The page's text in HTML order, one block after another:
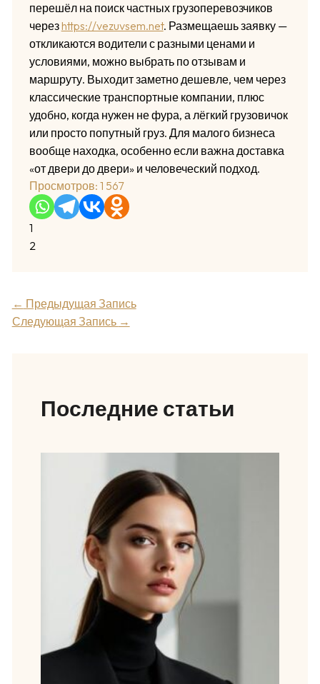
перешёл на поиск частных грузоперевозчиков
черезhttps://vezuvsem.net. Размещаешь заявку —
откликаются водители с разными ценами и
условиями, можно выбрать по отзывам и
маршруту. Выходит заметно дешевле, чем через
классические транспортные компании, плюс
удобно, когда нужен не фура, а лёгкий грузовичок
или просто попутный груз. Для малого бизнеса
вообще находка, особенно если важна доставка
«от двери до двери» и человеческий подход.
Просмотров: 1 567
1
2
← Предыдущая Запись
Следующая Запись →
Последние статьи